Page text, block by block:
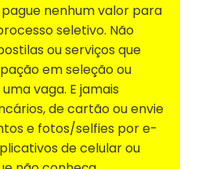
pague nenhum valor para
seletivo. Não
ou serviços que
em seleção ou
vaga. E jamais
de cartão ou envie
e fotos/selfies por e-
de celular ou